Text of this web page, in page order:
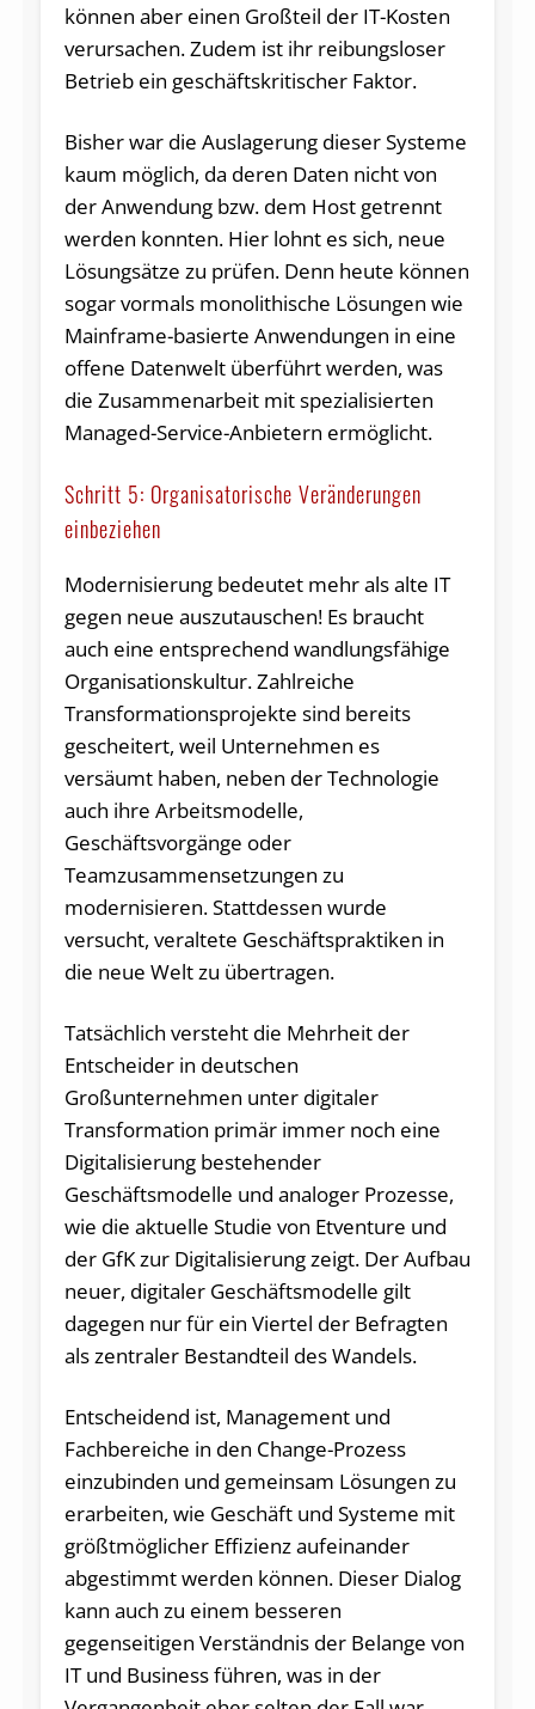
können aber einen Großteil der IT-Kosten
verursachen. Zudem ist ihr reibungsloser
Betrieb ein geschäftskritischer Faktor.
Bisher war die Auslagerung dieser Systeme
kaum möglich, da deren Daten nicht von
der Anwendung bzw. dem Host getrennt
werden konnten. Hier lohnt es sich, neue
Lösungsätze zu prüfen. Denn heute können
sogar vormals monolithische Lösungen wie
Mainframe-basierte Anwendungen in eine
offene Datenwelt überführt werden, was
die Zusammenarbeit mit spezialisierten
Managed-Service-Anbietern ermöglicht.
Schritt 5: Organisatorische Veränderungen
einbeziehen
Modernisierung bedeutet mehr als alte IT
gegen neue auszutauschen! Es braucht
auch eine entsprechend wandlungsfähige
Organisationskultur. Zahlreiche
Transformationsprojekte sind bereits
gescheitert, weil Unternehmen es
versäumt haben, neben der Technologie
auch ihre Arbeitsmodelle,
Geschäftsvorgänge oder
Teamzusammensetzungen zu
modernisieren. Stattdessen wurde
versucht, veraltete Geschäftspraktiken in
die neue Welt zu übertragen.
Tatsächlich versteht die Mehrheit der
Entscheider in deutschen
Großunternehmen unter digitaler
Transformation primär immer noch eine
Digitalisierung bestehender
Geschäftsmodelle und analoger Prozesse,
wie die aktuelle Studie von Etventure und
der GfK zur Digitalisierung zeigt. Der Aufbau
neuer, digitaler Geschäftsmodelle gilt
dagegen nur für ein Viertel der Befragten
als zentraler Bestandteil des Wandels.
Entscheidend ist, Management und
Fachbereiche in den Change-Prozess
einzubinden und gemeinsam Lösungen zu
erarbeiten, wie Geschäft und Systeme mit
größtmöglicher Effizienz aufeinander
abgestimmt werden können. Dieser Dialog
kann auch zu einem besseren
gegenseitigen Verständnis der Belange von
IT und Business führen, was in der